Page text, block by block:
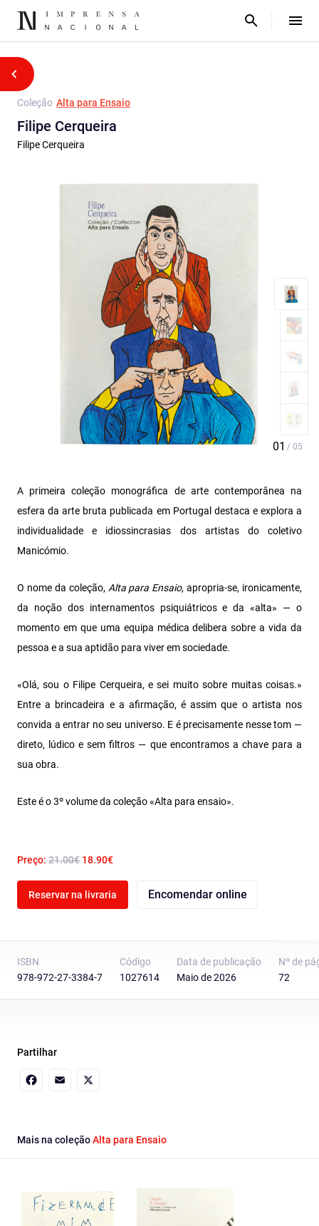
Coleção Alta para Ensaio
Filipe Cerqueira
Filipe Cerqueira
A primeira coleção monográfica de arte contemporânea na
esfera da arte bruta publicada em Portugal destaca e explora a
individualidade e idiossincrasias dos artistas do coletivo
Manicómio.
O nome da coleção, Alta para Ensaio, apropria-se, ironicamente,
da noção dos internamentos psiquiátricos e da «alta» — o
momento em que uma equipa médica delibera sobre a vida da
pessoa e a sua aptidão para viver em sociedade.
«Olá, sou o Filipe Cerqueira, e sei muito sobre muitas coisas.»
Entre a brincadeira e a afirmação, é assim que o artista nos
convida a entrar no seu universo. E é precisamente nesse tom —
direto, lúdico e sem filtros — que encontramos a chave para a
sua obra.
Este é o 3º volume da coleção «Alta para ensaio».
Preço: 21.00€ 18.90€
Reservar na livraria Encomendar online
ISBN
978-972-27-3384-7
Código
1027614
Data de publicação
Maio de 2026
Nº de
72
Partilhar
Mais na coleçãoAlta para Ensaio